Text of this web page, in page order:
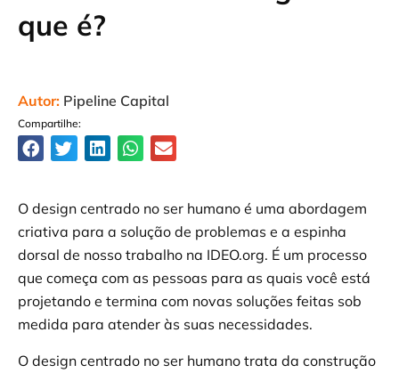
que é?
Autor: Pipeline Capital
Compartilhe:
O design centrado no ser humano é uma abordagem
criativa para a solução de problemas e a espinha
dorsal de nosso trabalho na IDEO.org. É um processo
que começa com as pessoas para as quais você está
projetando e termina com novas soluções feitas sob
medida para atender às suas necessidades.
O design centrado no ser humano trata da construção